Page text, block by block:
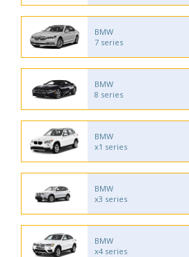
BMW
7 series
BMW
8 series
BMW
x1 series
BMW
x3 series
BMW
x4 series